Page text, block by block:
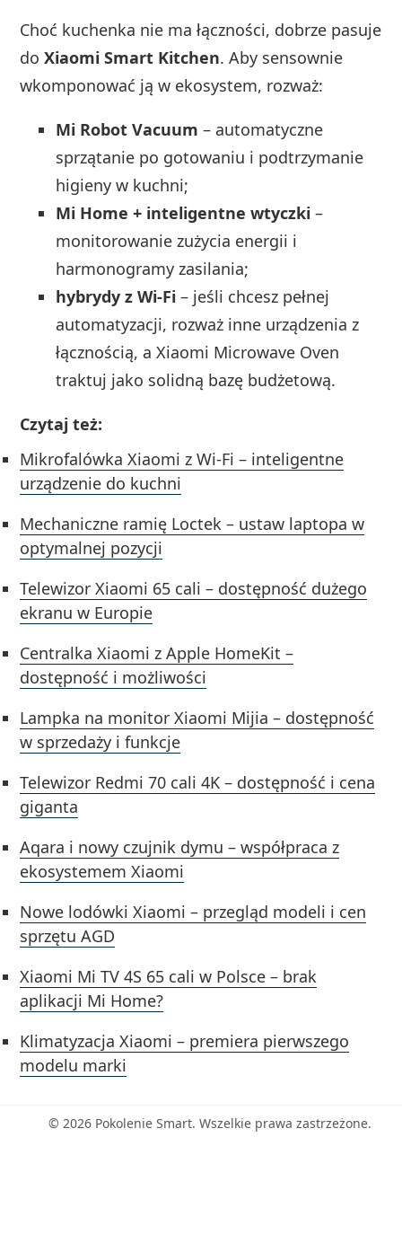
Choć kuchenka nie ma łączności, dobrze pasuje
doXiaomi Smart Kitchen. Aby sensownie
wkomponować ją w ekosystem, rozważ:
Mi Robot Vacuum – automatyczne
sprzątanie po gotowaniu i podtrzymanie
higieny w kuchni;
Mi Home + inteligentne wtyczki –
monitorowanie zużycia energii i
harmonogramy zasilania;
hybrydy z Wi‑Fi – jeśli chcesz pełnej
automatyzacji, rozważ inne urządzenia z
łącznością, a Xiaomi Microwave Oven
traktuj jako solidną bazę budżetową.
Czytaj też:
Mikrofalówka Xiaomi z Wi-Fi – inteligentne
urządzenie do kuchni
Mechaniczne ramię Loctek – ustaw laptopa w
optymalnej pozycji
Telewizor Xiaomi 65 cali – dostępność dużego
ekranu w Europie
Centralka Xiaomi z Apple HomeKit –
dostępność i możliwości
Lampka na monitor Xiaomi Mijia – dostępność
w sprzedaży i funkcje
Telewizor Redmi 70 cali 4K – dostępność i cena
giganta
Aqara i nowy czujnik dymu – współpraca z
ekosystemem Xiaomi
Nowe lodówki Xiaomi – przegląd modeli i cen
sprzętu AGD
Xiaomi Mi TV 4S 65 cali w Polsce – brak
aplikacji Mi Home?
Klimatyzacja Xiaomi – premiera pierwszego
modelu marki
© 2026 Pokolenie Smart. Wszelkie prawa zastrzeżone.